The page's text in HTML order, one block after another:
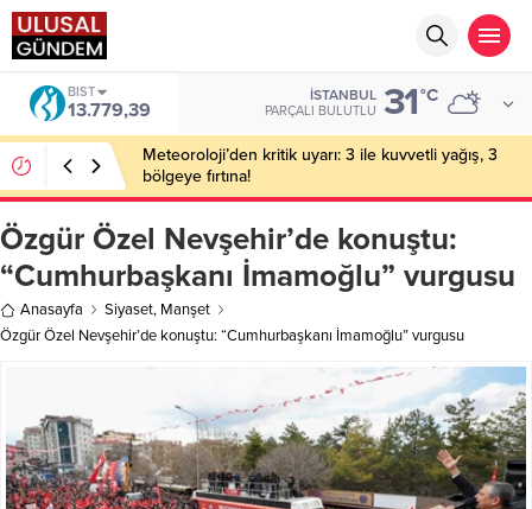
BIST
13.779,39
İSTANBUL
PARÇALI BULUTLU 31°C
Meteoroloji’den kritik uyarı: 3 ile kuvvetli yağış, 3
bölgeye fırtına!
Özgür Özel Nevşehir’de konuştu:
“Cumhurbaşkanı İmamoğlu” vurgusu
Anasayfa Siyaset, Manşet
Özgür Özel Nevşehir’de konuştu: “Cumhurbaşkanı İmamoğlu” vurgusu